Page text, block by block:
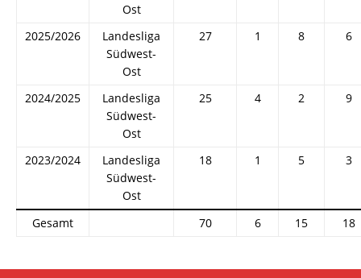
Ost
2025/2026
Landesliga
Südwest-
Ost
27 1 8 6
2024/2025
Landesliga
Südwest-
Ost
25 4 2 9
2023/2024
Landesliga
Südwest-
Ost
18 1 5 3
Gesamt 70 6 15 18